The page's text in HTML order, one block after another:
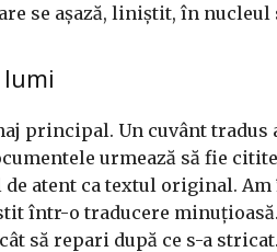
se așază, liniștit, în
principal. Un cuvânt tradus
urmează să fie
atent ca textul original.
într-o traducere
să repari după ce s-a stricat.